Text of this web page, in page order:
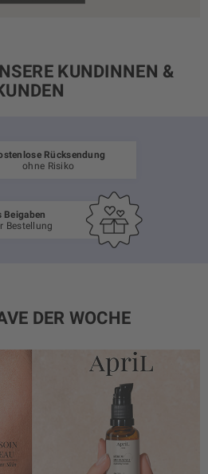
KUNDINNEN &
Rücksendung
ohne Risiko
Beigaben
Bestellung
DER WOCHE